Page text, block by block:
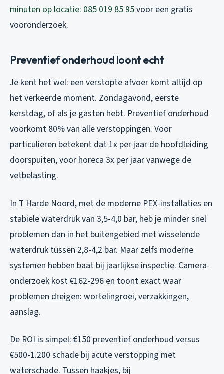
minuten op locatie: 085 019 85 95voor een gratis
vooronderzoek.
Preventief onderhoud loont echt
Je kent het wel: een verstopte afvoer komt altijd op
het verkeerde moment. Zondagavond, eerste
kerstdag, of als je gasten hebt. Preventief onderhoud
voorkomt 80% van alle verstoppingen. Voor
particulieren betekent dat 1x per jaar de hoofdleiding
doorspuiten, voor horeca 3x per jaar vanwege de
vetbelasting.
In T Harde Noord, met de moderne PEX-installaties en
stabiele waterdruk van 3,5-4,0 bar, heb je minder snel
problemen dan in het buitengebied met wisselende
waterdruk tussen 2,8-4,2 bar. Maar zelfs moderne
systemen hebben baat bij jaarlijkse inspectie. Camera-
onderzoek kost €162-296 en toont exact waar
problemen dreigen: wortelingroei, verzakkingen,
aanslag.
De ROI is simpel: €150 preventief onderhoud versus
€500-1.200 schade bij acute verstopping met
waterschade. Tussen haakjes, bij